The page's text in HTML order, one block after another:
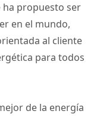
ha propuesto ser
en el mundo,
al cliente
para todos
de la energía